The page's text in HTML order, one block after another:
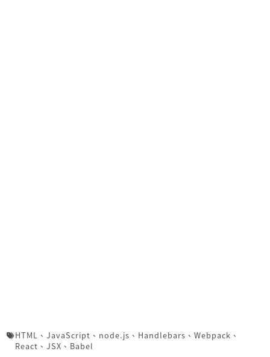
HTML 、 JavaScript 、 node.js 、 Handlebars 、 Webpack 、
React 、 JSX 、 Babel